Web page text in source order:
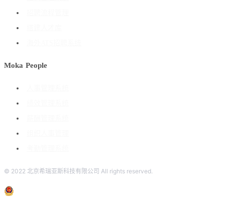
Moka People
© 2022 北京希瑞亚斯科技有限公司 All rights reserved.